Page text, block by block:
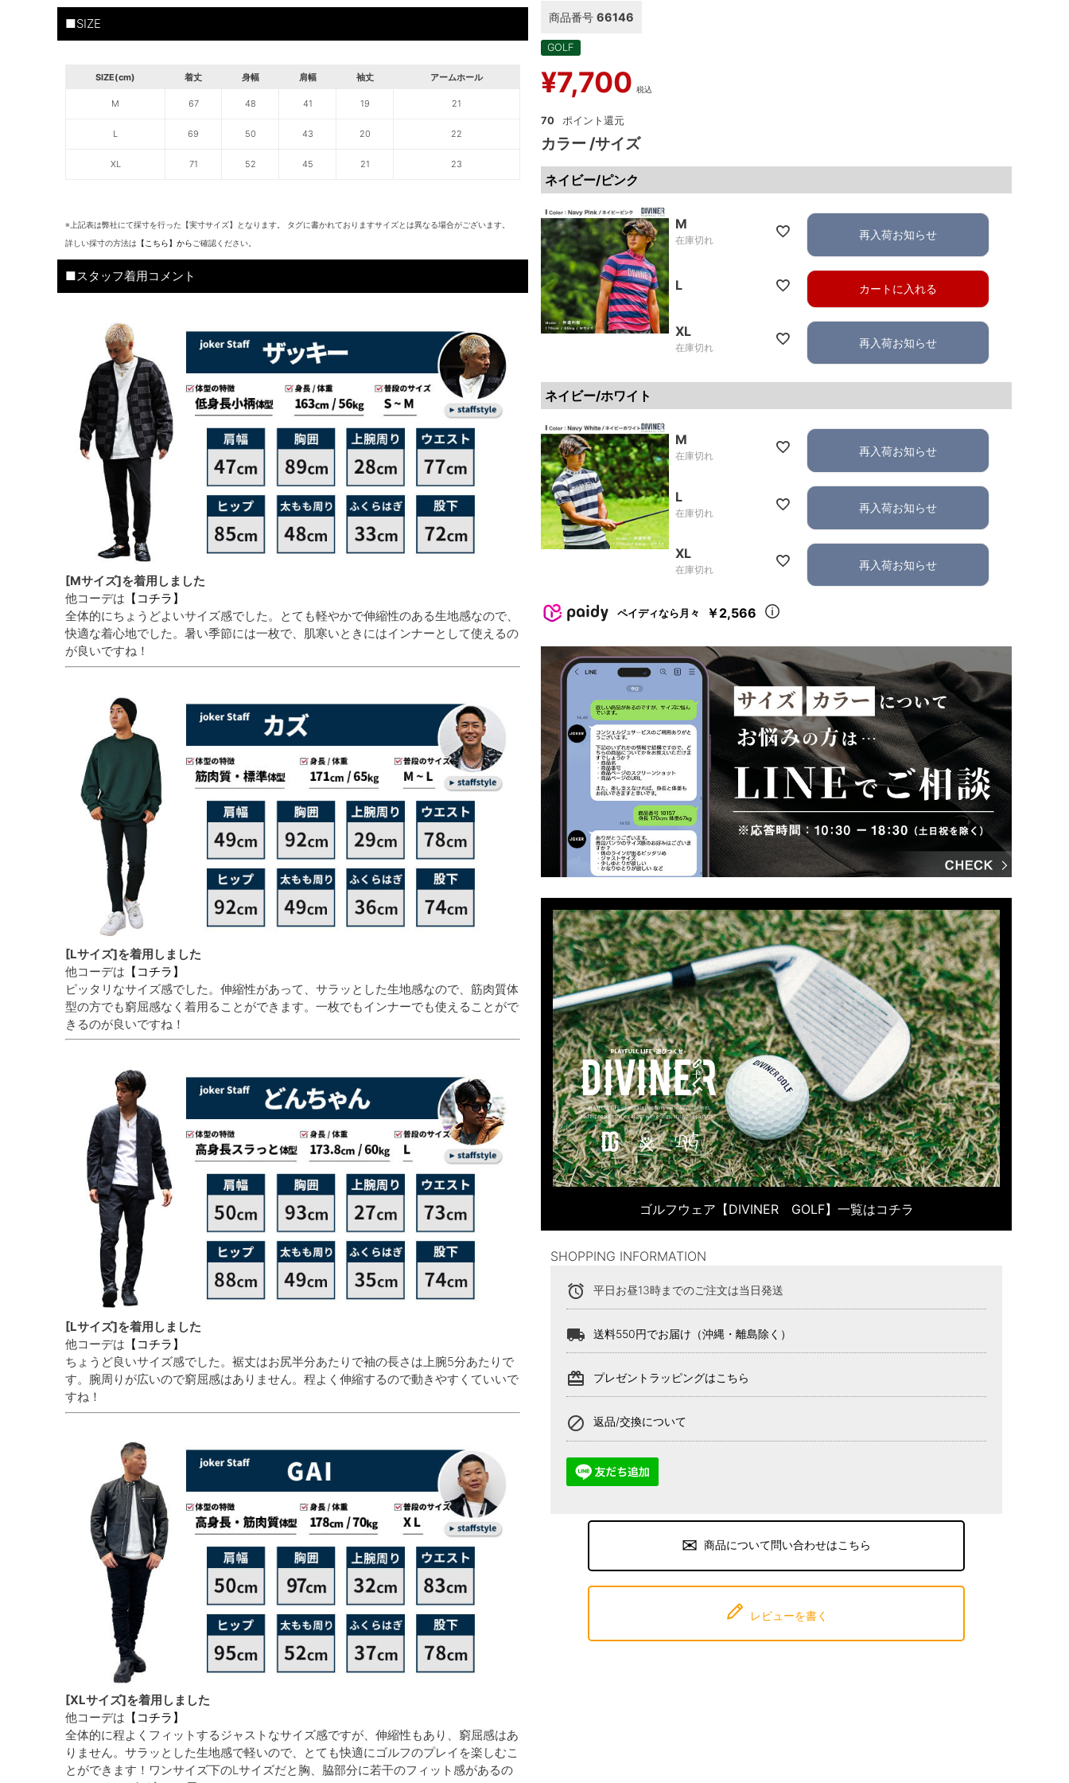
■SIZE
SIZE(cm) 着丈 身幅 肩幅 袖丈 アームホール
M 67 48 41 19 21
L 69 50 43 20 22
XL 71 52 45 21 23
※上記表は弊社にて採寸を行った【実寸サイズ】となります。 タグに書かれておりますサイズとは異なる場合がございます。
詳しい採寸の方法は 【こちら】から ご確認ください。
■スタッフ着用コメント
[Mサイズ]を着用しました
他コーデは 【コチラ】
全体的にちょうどよいサイズ感でした。とても軽やかで伸縮性のある生地感なので、
快適な着心地でした。暑い季節には一枚で、肌寒いときにはインナーとして使えるの
が良いですね！
[Lサイズ]を着用しました
他コーデは 【コチラ】
ピッタリなサイズ感でした。伸縮性があって、サラッとした生地感なので、筋肉質体
型の方でも窮屈感なく着用ることができます。一枚でもインナーでも使えることがで
きるのが良いですね！
[Lサイズ]を着用しました
他コーデは 【コチラ】
ちょうど良いサイズ感でした。裾丈はお尻半分あたりで袖の長さは上腕5分あたりで
す。腕周りが広いので窮屈感はありません。程よく伸縮するので動きやすくていいで
すね！
[XLサイズ]を着用しました
他コーデは 【コチラ】
全体的に程よくフィットするジャストなサイズ感ですが、伸縮性もあり、窮屈感はあ
りません。サラッとした生地感で軽いので、とても快適にゴルフのプレイを楽しむこ
とができます！ワンサイズ下のLサイズだと胸、脇部分に若干のフィット感があるの
商品番号 66146
GOLF
¥7,700 税込
70
カラー サイズ
ネイビー/ピンク
M
在庫切れ 再入荷お知らせ
L カートに入れる
XL
在庫切れ 再入荷お知らせ
ネイビー/ホワイト
M
在庫切れ 再入荷お知らせ
L
在庫切れ 再入荷お知らせ
XL
在庫切れ 再入荷お知らせ
ペイディなら月々 ￥2,566
ゴルフウェア【DIVINER GOLF】一覧はコチラ
SHOPPING INFORMATION
alarm 平日お昼13時までのご注文は当日発送
local_shipping 送料550円でお届け（沖縄・離島除く）
card_giftcard プレゼントラッピングはこちら
block 返品/交換について
商品について問い合わせはこちら
レビューを書く